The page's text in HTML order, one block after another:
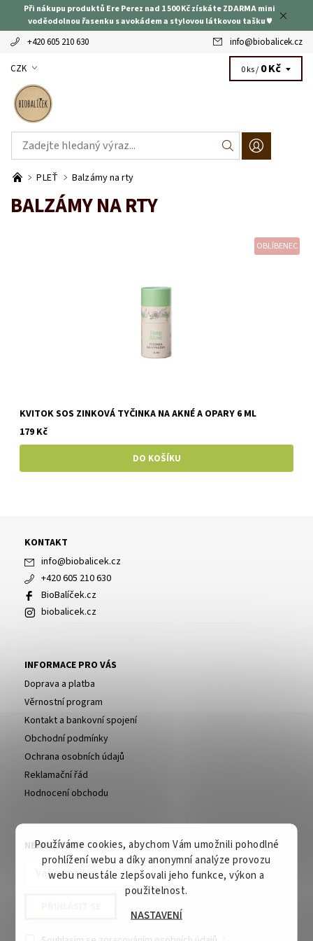
Při nákupu produktů Ere Perez nad 1 500 Kč získáte ZDARMA mini
voděodolnou řasenku s avokádem a stylovou látkovou tašku ♥
+420 605 210 630 info@biobalicek.cz
CZK 0 ks / 0 Kč
PLEŤ Balzámy na rty
BALZÁMY NA RTY
OBLÍBENEC
KVITOK SOS ZINKOVÁ TYČINKA NA AKNÉ A OPARY 6 ML
179 Kč
KONTAKT
info@biobalicek.cz
+420 605 210 630
BioBalíček.cz
biobalicek.cz
INFORMACE PRO VÁS
Doprava a platba
Věrnostní program
Kontakt a bankovní spojení
Obchodní podmínky
Ochrana osobních údajů
Reklamační řád
Hodnocení obchodu
NEWSLETTER
Používáme cookies, abychom Vám umožnili pohodlné
prohlížení webu a díky anonymní analýze provozu
webu neustále zlepšovali jeho funkce, výkon a
použitelnost.
NASTAVENÍ